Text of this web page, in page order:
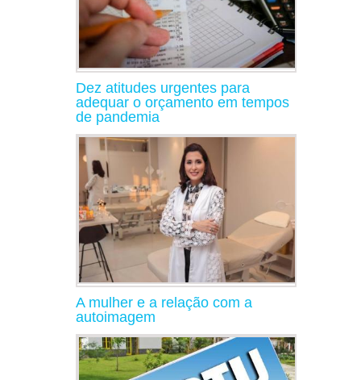
Dez atitudes urgentes para
adequar o orçamento em tempos
de pandemia
A mulher e a relação com a
autoimagem